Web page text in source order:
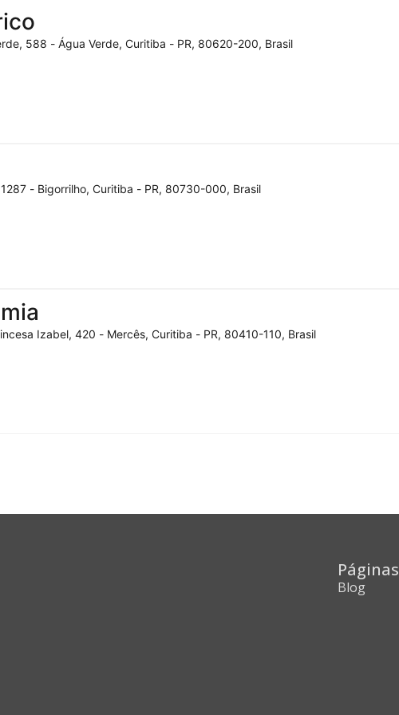
588 - Água Verde, Curitiba - PR, 80620-200, Brasil
- Bigorrilho, Curitiba - PR, 80730-000, Brasil
Izabel, 420 - Mercês, Curitiba - PR, 80410-110, Brasil
Páginas
Blog